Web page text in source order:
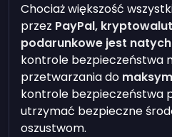
Chociaż większość
przez PayPal,
podarunkowe jest
kontrole bezpieczeństwa
przetwarzania do
kontrole bezpieczeństwa
utrzymać bezpieczne
oszustwom.